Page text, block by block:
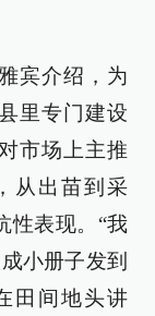
宾介绍，为
里专门建设
市场上主推
从出苗到采
性表现。“我
小册子发到
田间地头讲